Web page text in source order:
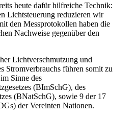
heute dafür hilfreiche Technik:
Lichtsteuerung reduzieren wir
den Messprotokollen haben die
Nachweise gegenüber den
Lichtverschmutzung und
Stromverbrauchs führen somit zu
Sinne des
(BImSchG), des
(BNatSchG), sowie 9 der 17
der Vereinten Nationen.